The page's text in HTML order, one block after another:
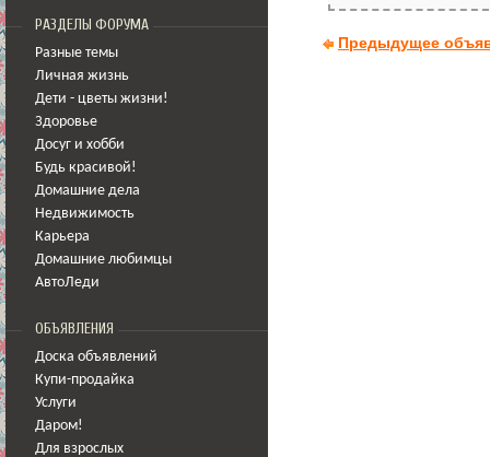
РАЗДЕЛЫ ФОРУМА
Разные темы
Личная жизнь
Дети - цветы жизни!
Здоровье
Досуг и хобби
Будь красивой!
Домашние дела
Недвижимость
Карьера
Домашние любимцы
АвтоЛеди
ОБЪЯВЛЕНИЯ
Доска объявлений
Купи-продайка
Услуги
Даром!
Для взрослых
Предыдущее